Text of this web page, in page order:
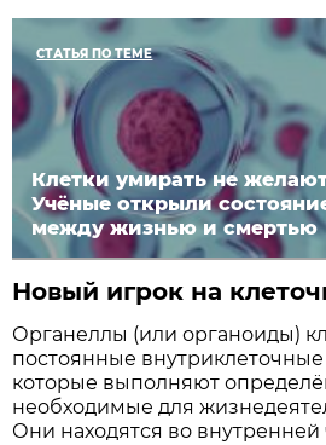
СТАТЬЯ ПО ТЕМЕ
Клетки умирать не
Учёные открыли
между жизнью и смертью
Новый игрок на
Органеллы (или органоиды)
постоянные внутриклеточные
которые выполняют
необходимые для
Они находятся во внутренней